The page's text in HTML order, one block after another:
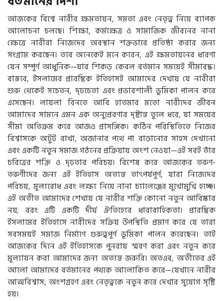
আজকের বিশ্বে নারীর ক্ষমতায়ন, সমতা এবং নেতৃত্ব নিয়ে ব্যাপক
আলোচনা চলছে। শিক্ষা, কর্মক্ষেত্র ও সামাজিক জীবনের নানা
ক্ষেত্রে নারীরা নিজেদের অবস্থান শক্তভাবে প্রতিষ্ঠা করার জন্য
সংগ্রাম করছেন। তবে অনেকেই মনে করেন, এই ক্ষমতায়নের ধারণা
যেন সম্পূর্ণ আধুনিক—যার শিকড় কেবল বর্তমান সময়েই সীমাবদ্ধ।
বাস্তবে, ইসলামের প্রারম্ভিক ইতিহাসই আমাদের দেখায় যে নারীরা
শুরু থেকেই সচেতন, দৃঢ়চেতা এবং প্রভাবশালী ভূমিকা পালন করে
এসেছেন। লায়লা বিনতে আবি হাতমার মতো নারীদের জীবন
আমাদের সামনে এমন এক অনুপ্রেরণার দৃষ্টান্ত তুলে ধরে, যা সময়ের
সীমা অতিক্রম করে আজও প্রাসঙ্গিক। কঠিন পরিস্থিতিতে নিজের
বিশ্বাসকে অটুট রাখা, অজানার পথে পা বাড়ানোর সাহস দেখানো
এবং একটি নতুন সমাজ গঠনের প্রক্রিয়ায় অংশ নেওয়া—এই সবই তাঁর
চরিত্রের শক্তি ও দৃঢ়তার পরিচয়। বিশেষ করে আজকের তরুণ-
তরুণীদের জন্য এই ইতিহাস অত্যন্ত তাৎপর্যপূর্ণ, যারা নিজেদের
পরিচয়, মূল্যবোধ এবং লক্ষ্য নিয়ে নানা চ্যালেঞ্জের মুখোমুখি হচ্ছে।
এই অতীত আমাদের শেখায় যে নারীর শক্তি কোনো নতুন আবিষ্কার
নয়; বরং এটি একটি দীর্ঘ ঐতিহ্যের ধারাবাহিকতা। প্রারম্ভিক
ইসলামের ইতিহাসে নারীদের সক্রিয় উপস্থিতি প্রমাণ করে যে তারা
সবসময়ই সমাজ নির্মাণে গুরুত্বপূর্ণ ভূমিকা পালন করেছেন। তাই
আজকের দিনে এই ইতিহাসকে পুনরায় স্মরণ করা এবং নতুন করে
মূল্যায়ন করা আমাদের জন্য অত্যন্ত জরুরি। অতএব, অতীতের এই
আলো আমাদের বর্তমানের পথকে আলোকিত করে—যেখানে নারীর
আত্মবিশ্বাস, অংশগ্রহণ এবং নেতৃত্বকে নতুন করে দেখার সুযোগ সৃষ্টি
হয়।